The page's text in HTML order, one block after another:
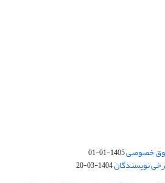
خصوصی1405-01-01
نویسندگان1404-03-20